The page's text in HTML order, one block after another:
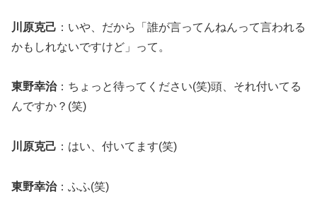
川原克己 ：いや、だから「誰が言ってんねんって言われる
かもしれないですけど」って。
東野幸治：ちょっと待ってください(笑)頭、それ付いてる
んですか？(笑)
川原克己 ：はい、付いてます(笑)
東野幸治：ふふ(笑)